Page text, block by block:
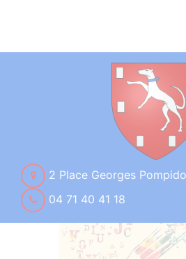
2 Place Georges
04 71 40 41 18